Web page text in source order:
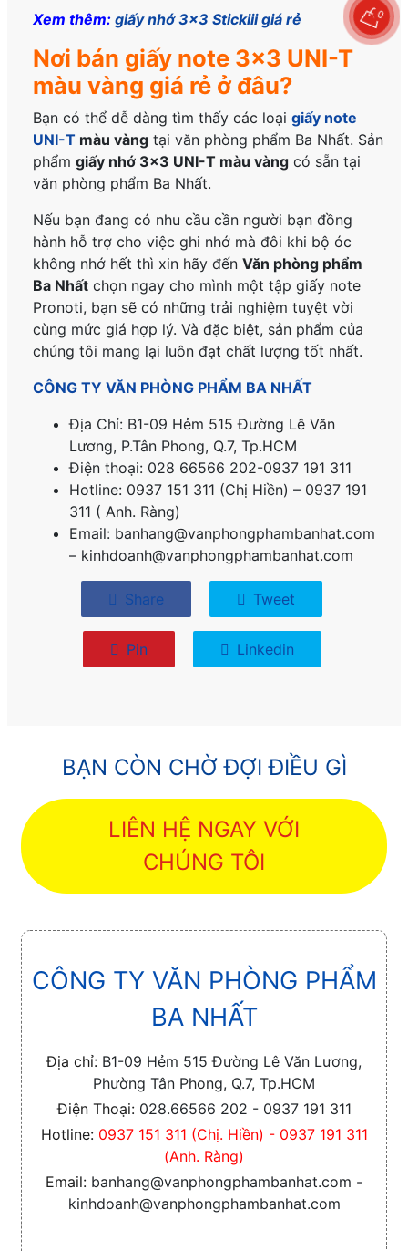
Xem thêm:giấy nhớ 3×3 Stickiii giá rẻ
Nơi bán giấy note 3×3 UNI-T
màu vàng giá rẻ ở đâu?
Bạn có thể dễ dàng tìm thấy các loạigiấy note
UNI-T màu vàng tại văn phòng phẩm Ba Nhất. Sản
phẩmgiấy nhớ 3×3 UNI-T màu vàng có sẵn tại
văn phòng phẩm Ba Nhất.
Nếu bạn đang có nhu cầu cần người bạn đồng
hành hỗ trợ cho việc ghi nhớ mà đôi khi bộ óc
không nhớ hết thì xin hãy đếnVăn phòng phẩm
Ba Nhất chọn ngay cho mình một tập giấy note
Pronoti, bạn sẽ có những trải nghiệm tuyệt vời
cùng mức giá hợp lý. Và đặc biệt, sản phẩm của
chúng tôi mang lại luôn đạt chất lượng tốt nhất.
CÔNG TY VĂN PHÒNG PHẨM BA NHẤT
Địa Chỉ: B1-09 Hẻm 515 Đường Lê Văn
Lương, P.Tân Phong, Q.7, Tp.HCM
Điện thoại: 028 66566 202-0937 191 311
Hotline: 0937 151 311 (Chị Hiền) – 0937 191
311 ( Anh. Ràng)
Email: banhang@vanphongphambanhat.com
– kinhdoanh@vanphongphambanhat.com
Share Tweet
Pin Linkedin
BẠN CÒN CHỜ ĐỢI ĐIỀU GÌ
LIÊN HỆ NGAY VỚI
CHÚNG TÔI
CÔNG TY VĂN PHÒNG PHẨM
BA NHẤT
Địa chỉ: B1-09 Hẻm 515 Đường Lê Văn Lương,
Phường Tân Phong, Q.7, Tp.HCM
Điện Thoại: 028.66566 202 - 0937 191 311
Hotline: 0937 151 311 (Chị. Hiền) - 0937 191 311
(Anh. Ràng)
Email: banhang@vanphongphambanhat.com -
kinhdoanh@vanphongphambanhat.com
0